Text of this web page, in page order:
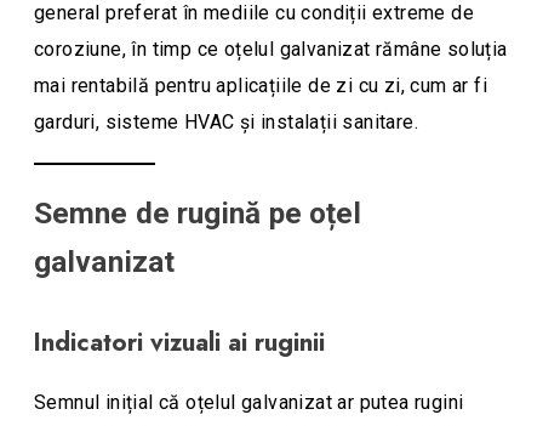
general preferat în mediile cu condiții extreme de
coroziune, în timp ce oțelul galvanizat rămâne soluția
mai rentabilă pentru aplicațiile de zi cu zi, cum ar fi
garduri, sisteme HVAC și instalații sanitare.
Semne de rugină pe oțel
galvanizat
Indicatori vizuali ai ruginii
Semnul inițial că oțelul galvanizat ar putea rugini